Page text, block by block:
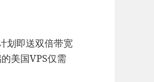
划即送双倍带宽
美国VPS仅需